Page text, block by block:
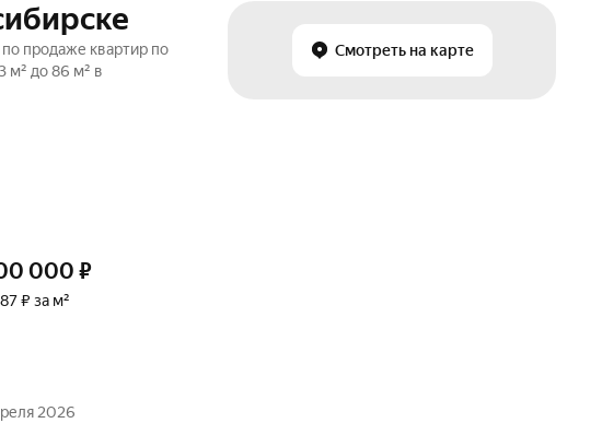
Смотреть на карте
продаже квартир по
м² до 86 м² в
000 ₽
₽ за м²
2026